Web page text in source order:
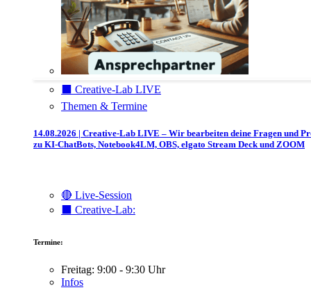
⬛️ Creative-Lab LIVE
Themen & Termine
14.08.2026 | Creative-Lab LIVE – Wir bearbeiten deine Fragen und
zu KI-ChatBots, Notebook4LM, OBS, elgato Stream Deck und ZOOM
🔴 Live-Session
⬛️ Creative-Lab:
Termine:
Freitag: 9:00 - 9:30 Uhr
Infos